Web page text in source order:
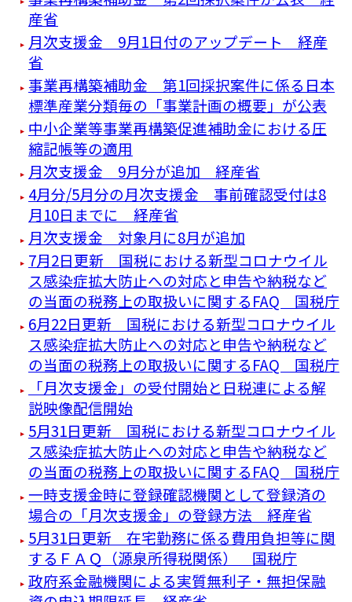
産省
月次支援金 9月1日付のアップデート 経産
省
事業再構築補助金 第1回採択案件に係る日本
標準産業分類毎の「事業計画の概要」が公表
中小企業等事業再構築促進補助金における圧
縮記帳等の適用
月次支援金 9月分が追加 経産省
4月分/5月分の月次支援金 事前確認受付は8
月10日までに 経産省
月次支援金 対象月に8月が追加
7月2日更新 国税における新型コロナウイル
ス感染症拡大防止への対応と申告や納税など
の当面の税務上の取扱いに関するFAQ 国税庁
6月22日更新 国税における新型コロナウイル
ス感染症拡大防止への対応と申告や納税など
の当面の税務上の取扱いに関するFAQ 国税庁
「月次支援金」の受付開始と日税連による解
説映像配信開始
5月31日更新 国税における新型コロナウイル
ス感染症拡大防止への対応と申告や納税など
の当面の税務上の取扱いに関するFAQ 国税庁
一時支援金時に登録確認機関として登録済の
場合の「月次支援金」の登録方法 経産省
5月31日更新 在宅勤務に係る費用負担等に関
するＦＡＱ（源泉所得税関係） 国税庁
政府系金融機関による実質無利子・無担保融